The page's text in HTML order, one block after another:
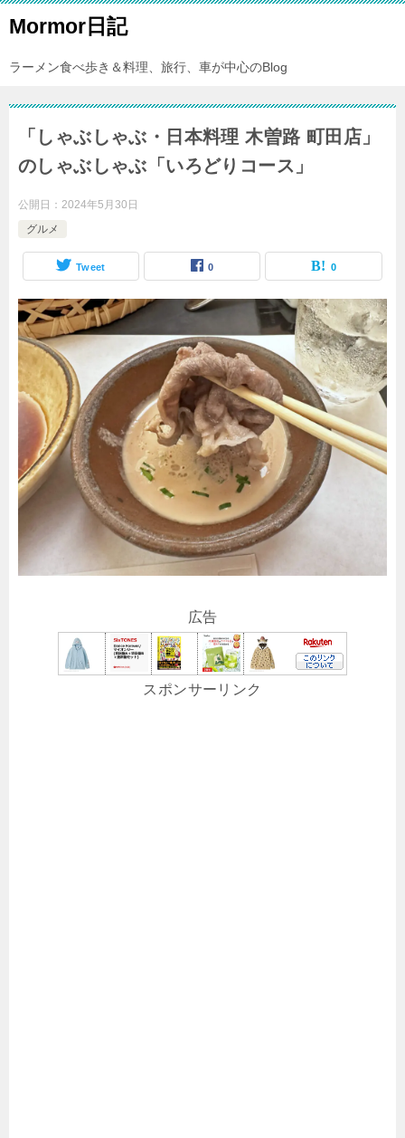
Mormor日記
ラーメン食べ歩き＆料理、旅行、車が中心のBlog
「しゃぶしゃぶ・日本料理 木曽路 町田店」
のしゃぶしゃぶ「いろどりコース」
公開日： 2024年5月30日
グルメ
Tweet 0 0
広告
スポンサーリンク